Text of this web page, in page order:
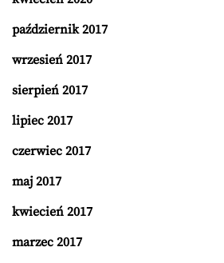
październik 2017
wrzesień 2017
sierpień 2017
lipiec 2017
czerwiec 2017
maj 2017
kwiecień 2017
marzec 2017